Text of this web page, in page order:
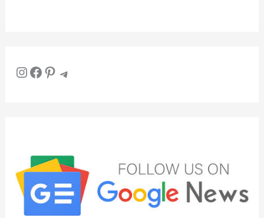
InstagramFacebook Pinterest Telegram